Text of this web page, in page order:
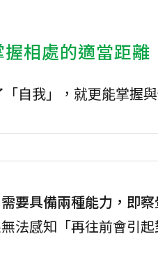
相處的適當距離
自我」，就更能掌握
要具備兩種能力，即
法感知「再往前會引